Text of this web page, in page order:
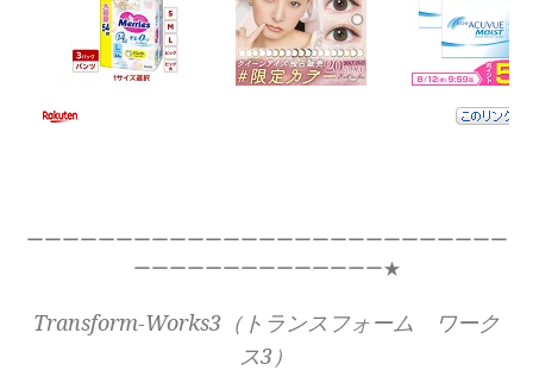
ーーーーーーーーーーーーーーーーーーーーーーーーーーー
ーーーーーーーーーーーーーー★
Transform-Works3（トランスフォーム ワーク
ス3）